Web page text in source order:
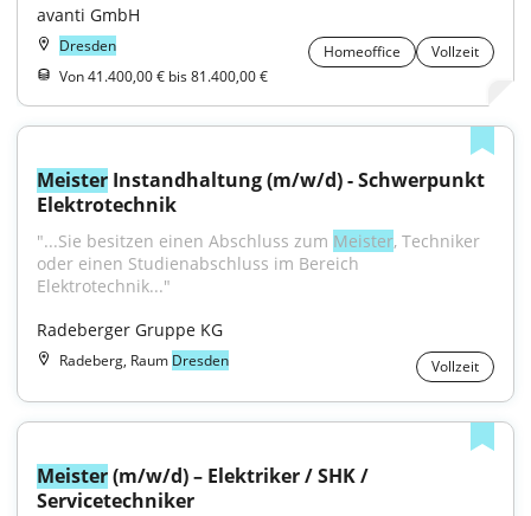
avanti GmbH
Dresden Homeoffice
Vollzeit
Von 41.400,00 € bis 81.400,00 €
Meister Instandhaltung (m/w/d) - Schwerpunkt
Elektrotechnik
"...Sie besitzen einen Abschluss zum Meister, Techniker
oder einen Studienabschluss im Bereich
Elektrotechnik..."
Radeberger Gruppe KG
Radeberg, Raum Dresden Vollzeit
Meister (m/w/d) – Elektriker / SHK /
Servicetechniker